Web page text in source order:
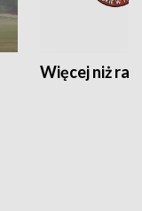
Więcej niż rajd